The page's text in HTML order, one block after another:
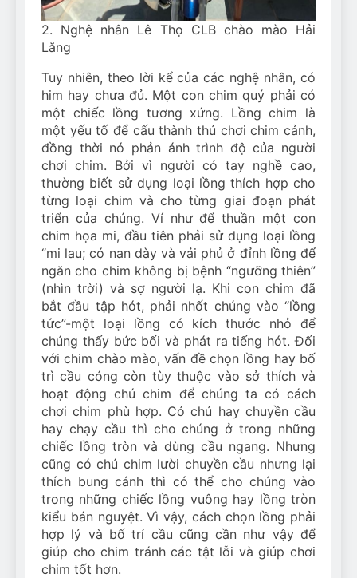
2. Nghệ nhân Lê Thọ CLB chào mào Hải
Lăng
Tuy nhiên, theo lời kể của các nghệ nhân, có
him hay chưa đủ. Một con chim quý phải có
một chiếc lồng tương xứng. Lồng chim là
một yếu tố để cấu thành thú chơi chim cảnh,
đồng thời nó phản ánh trình độ của người
chơi chim. Bởi vì người có tay nghề cao,
thường biết sử dụng loại lồng thích hợp cho
từng loại chim và cho từng giai đoạn phát
triển của chúng. Ví như để thuần một con
chim họa mi, đầu tiên phải sử dụng loại lồng
“mi lau; có nan dày và vải phủ ở đỉnh lồng để
ngăn cho chim không bị bệnh “ngưỡng thiên”
(nhìn trời) và sợ người lạ. Khi con chim đã
bắt đầu tập hót, phải nhốt chúng vào “lồng
tức”-một loại lồng có kích thước nhỏ để
chúng thấy bức bối và phát ra tiếng hót. Đối
với chim chào mào, vấn đề chọn lồng hay bố
trì cầu cóng còn tùy thuộc vào sở thích và
hoạt động chú chim để chúng ta có cách
chơi chim phù hợp. Có chú hay chuyền cầu
hay chạy cầu thì cho chúng ở trong những
chiếc lồng tròn và dùng cầu ngang. Nhưng
cũng có chú chim lười chuyền cầu nhưng lại
thích bung cánh thì có thể cho chúng vào
trong những chiếc lồng vuông hay lồng tròn
kiểu bán nguyệt. Vì vậy, cách chọn lồng phải
hợp lý và bố trí cầu cũng cần như vậy để
giúp cho chim tránh các tật lỗi và giúp chơi
chim tốt hơn.